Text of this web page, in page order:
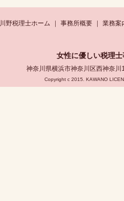
川野税理士ホーム ｜ 事務所概要 ｜ 業務案
女性に優しい税理
神奈川県横浜市神奈川区西神奈
Copyright c 2015. KAWANO